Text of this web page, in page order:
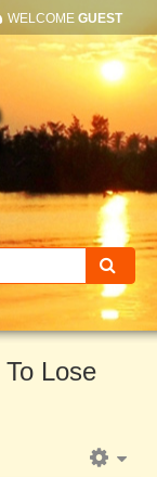
WELCOME GUEST
Lose